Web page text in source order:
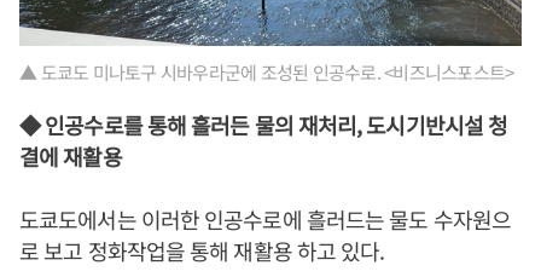
▲ 도쿄도 미나토구 시바우라군에 조성된 인공수로. <비즈니스포스트>
◆ 인공수로를 통해 흘러든 물의 재처리, 도시기반시설 청
결에 재활용
도쿄도에서는 이러한 인공수로에 흘러드는 물도 수자원으
로 보고 정화작업을 통해 재활용 하고 있다.